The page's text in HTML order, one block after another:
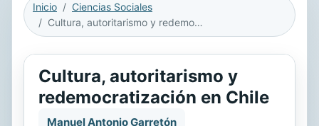
Inicio
Ciencias Sociales
Cultura, autoritarismo y redemocratización en Chile
Cultura, autoritarismo y
redemocratización en Chile
Manuel Antonio Garretón